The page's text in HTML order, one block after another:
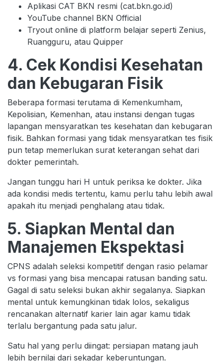
Aplikasi CAT BKN resmi (cat.bkn.go.id)
YouTube channel BKN Official
Tryout online di platform belajar seperti Zenius,
Ruangguru, atau Quipper
4. Cek Kondisi Kesehatan
dan Kebugaran Fisik
Beberapa formasi terutama di Kemenkumham,
Kepolisian, Kemenhan, atau instansi dengan tugas
lapangan mensyaratkan tes kesehatan dan kebugaran
fisik. Bahkan formasi yang tidak mensyaratkan tes fisik
pun tetap memerlukan surat keterangan sehat dari
dokter pemerintah.
Jangan tunggu hari H untuk periksa ke dokter. Jika
ada kondisi medis tertentu, kamu perlu tahu lebih awal
apakah itu menjadi penghalang atau tidak.
5. Siapkan Mental dan
Manajemen Ekspektasi
CPNS adalah seleksi kompetitif dengan rasio pelamar
vs formasi yang bisa mencapai ratusan banding satu.
Gagal di satu seleksi bukan akhir segalanya. Siapkan
mental untuk kemungkinan tidak lolos, sekaligus
rencanakan alternatif karier lain agar kamu tidak
terlalu bergantung pada satu jalur.
Satu hal yang perlu diingat: persiapan matang jauh
lebih bernilai dari sekadar keberuntungan.